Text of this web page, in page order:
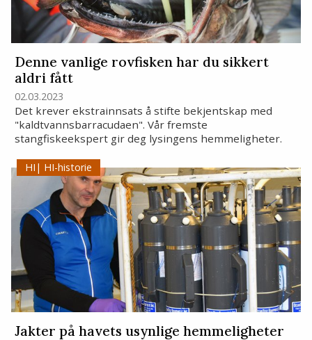
Denne vanlige rovfisken har du sikkert
aldri fått
02.03.2023
Det krever ekstrainnsats å stifte bekjentskap med
"kaldtvannsbarracudaen". Vår fremste
stangfiskeekspert gir deg lysingens hemmeligheter.
HI-historie
Jakter på havets usynlige hemmeligheter